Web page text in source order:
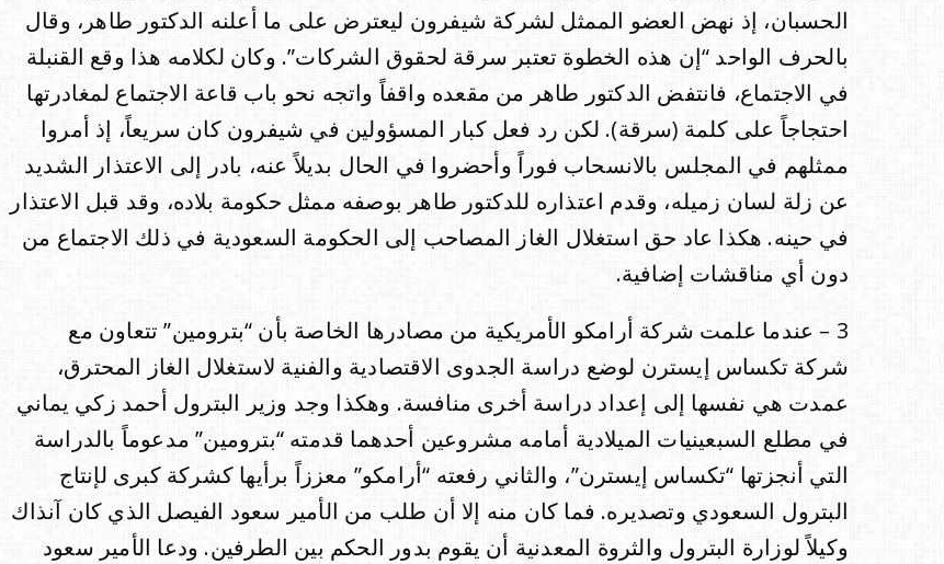
الحسبان، إذ نهض العضو الممثل لشركة شيفرون ليعترض على ما أعلنه الدكتور طاهر، وقال
بالحرف الواحد “إن هذه الخطوة تعتبر سرقة لحقوق الشركات”. وكان لكلامه هذا وقع القنبلة
في الاجتماع، فانتفض الدكتور طاهر من مقعده واقفاً واتجه نحو باب قاعة الاجتماع لمغادرتها
احتجاجاً على كلمة (سرقة). لكن رد فعل كبار المسؤولين في شيفرون كان سريعاً، إذ أمروا
ممثلهم في المجلس بالانسحاب فوراً وأحضروا في الحال بديلاً عنه، بادر إلى الاعتذار الشديد
عن زلة لسان زميله، وقدم اعتذاره للدكتور طاهر بوصفه ممثل حكومة بلاده، وقد قبل الاعتذار
في حينه. هكذا عاد حق استغلال الغاز المصاحب إلى الحكومة السعودية في ذلك الاجتماع من
دون أي مناقشات إضافية.
3 – عندما علمت شركة أرامكو الأمريكية من مصادرها الخاصة بأن “بترومين” تتعاون مع
شركة تكساس إيسترن لوضع دراسة الجدوى الاقتصادية والفنية لاستغلال الغاز المحترق،
عمدت هي نفسها إلى إعداد دراسة أخرى منافسة. وهكذا وجد وزير البترول أحمد زكي يماني
في مطلع السبعينيات الميلادية أمامه مشروعين أحدهما قدمته “بترومين” مدعوماً بالدراسة
التي أنجزتها “تكساس إيسترن”، والثاني رفعته “أرامكو” معززاً برأيها كشركة كبرى لإنتاج
البترول السعودي وتصديره. فما كان منه إلا أن طلب من الأمير سعود الفيصل الذي كان آنذاك
وكيلاً لوزارة البترول والثروة المعدنية أن يقوم بدور الحكم بين الطرفين. ودعا الأمير سعود